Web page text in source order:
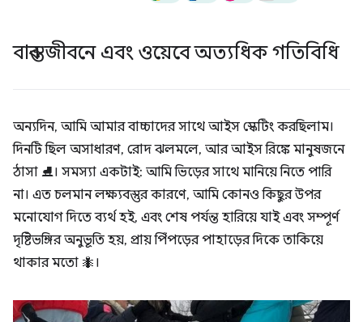
বাস্তব জীবনে এবং ওয়েবে অত্যধিক গতিবিধি
অন্যদিন, আমি আমার বাচ্চাদের সাথে আইস স্কেটিং করছিলাম।
দিনটি ছিল অসাধারণ, রোদ ঝলমলে, আর আইস রিঙ্কে মানুষজনে
ঠাসা ⛸। সমস্যা একটাই: আমি ভিড়ের সাথে মানিয়ে নিতে পারি
না। এত চলমান লক্ষ্যবস্তুর কারণে, আমি কোনও কিছুর উপর
মনোযোগ দিতে ব্যর্থ হই, এবং শেষ পর্যন্ত হারিয়ে যাই এবং সম্পূর্ণ
দৃষ্টিভঙ্গির অনুভূতি হয়, প্রায় পিঁপড়ের পাহাড়ের দিকে তাকিয়ে
থাকার মতো 🐜।